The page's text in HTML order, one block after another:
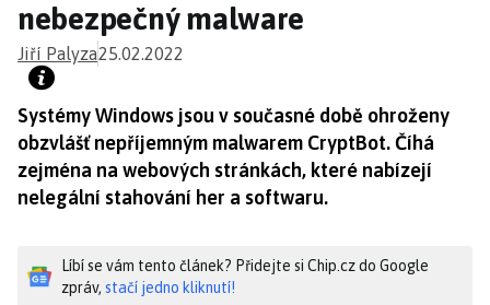
nebezpečný malware
Jiří Palyza25.02.2022
Systémy Windows jsou v současné době ohroženy
obzvlášť nepříjemným malwarem CryptBot. Číhá
zejména na webových stránkách, které nabízejí
nelegální stahování her a softwaru.
Líbí se vám tento článek? Přidejte si Chip.cz do Google
zpráv, stačí jedno kliknutí!